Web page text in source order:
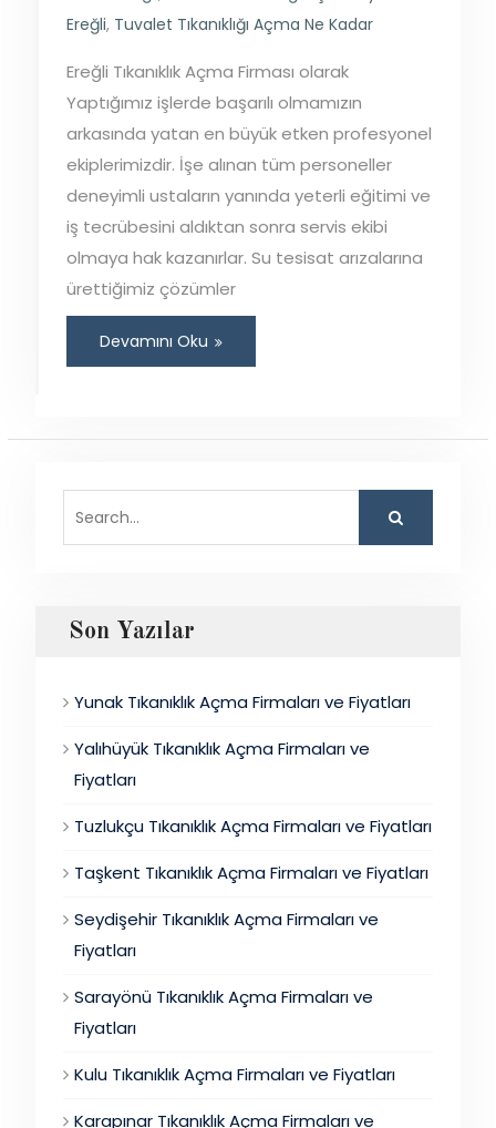
Ereğli, Tuvalet Tıkanıklığı Açma Ne Kadar
Ereğli Tıkanıklık Açma Firması olarak
Yaptığımız işlerde başarılı olmamızın
arkasında yatan en büyük etken profesyonel
ekiplerimizdir. İşe alınan tüm personeller
deneyimli ustaların yanında yeterli eğitimi ve
iş tecrübesini aldıktan sonra servis ekibi
olmaya hak kazanırlar. Su tesisat arızalarına
ürettiğimiz çözümler
Devamını Oku
Son Yazılar
Yunak Tıkanıklık Açma Firmaları ve Fiyatları
Yalıhüyük Tıkanıklık Açma Firmaları ve
Fiyatları
Tuzlukçu Tıkanıklık Açma Firmaları ve Fiyatları
Taşkent Tıkanıklık Açma Firmaları ve Fiyatları
Seydişehir Tıkanıklık Açma Firmaları ve
Fiyatları
Sarayönü Tıkanıklık Açma Firmaları ve
Fiyatları
Kulu Tıkanıklık Açma Firmaları ve Fiyatları
Karapınar Tıkanıklık Açma Firmaları ve